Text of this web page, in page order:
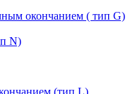
окончанием ( тип G)
N)
(тип L)